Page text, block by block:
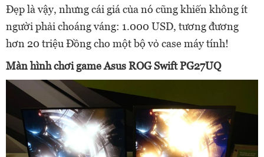
Đẹp là vậy, nhưng cái giá của nó cũng khiến không ít
người phải choáng váng: 1.000 USD, tương đương
hơn 20 triệu Đồng cho một bộ vỏ case máy tính!
Màn hình chơi game Asus ROG Swift PG27UQ